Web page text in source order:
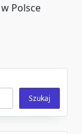
Polsce
Szukaj